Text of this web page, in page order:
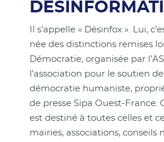
Il s’appelle « Désinfox ». Lui,
née des distinctions remises
Démocratie, organisée par
l’association pour le soutien
démocratie humaniste,
de presse Sipa Ouest-France.
est destiné à toutes celles et
mairies, associations, conseils